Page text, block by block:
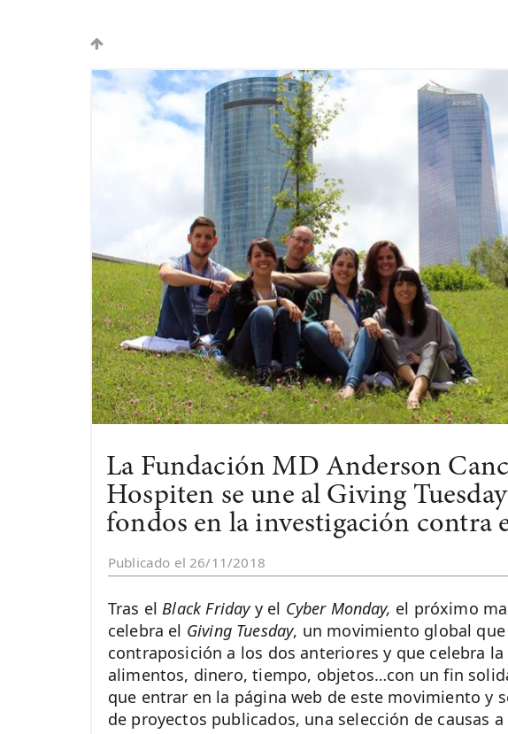
La Fundación MD Anderson
Hospiten se une al Giving
fondos en la investigación contra
Publicado el 26/11/2018
Tras el Black Friday y el Cyber Monday, el próximo
celebra el Giving Tuesday, un movimiento global que
contraposición a los dos anteriores y que celebra la
alimentos, dinero, tiempo, objetos…con un fin
que entrar en la página web de este movimiento y
de proyectos publicados, una selección de causas